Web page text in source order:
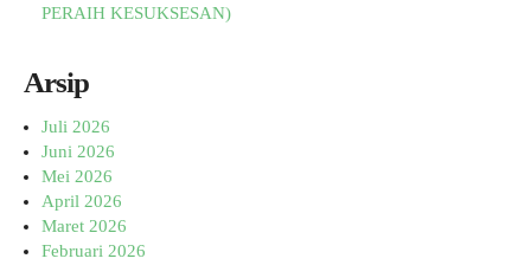
PERAIH KESUKSESAN)
Arsip
Juli 2026
Juni 2026
Mei 2026
April 2026
Maret 2026
Februari 2026